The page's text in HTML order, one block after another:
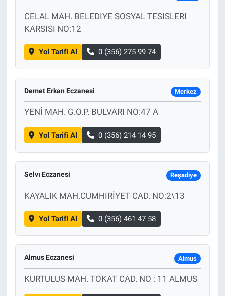
CELAL MAH. BELEDIYE SOSYAL TESISLERI
KARSISI NO:12
Yol Tarifi Al 0 (356) 275 99 74
Demet Erkan Eczanesi Merkez
YENİ MAH. G.O.P. BULVARI NO:47 A
Yol Tarifi Al 0 (356) 214 14 95
Selvı Eczanesi Reşadiye
KAYALIK MAH.CUMHIRİYET CAD. NO:2\13
Yol Tarifi Al 0 (356) 461 47 58
Almus Eczanesi Almus
KURTULUS MAH. TOKAT CAD. NO : 11 ALMUS